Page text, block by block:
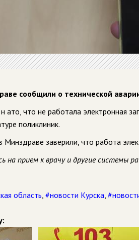
сообщили о технической
ато, что не работала электронная
поликлиник.
Минздраве заверили, что работа
на прием к врачу и другие
область, #новости Курска,